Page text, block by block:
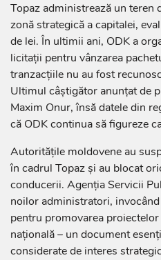
Topaz administrează un teren
zonă strategică a capitalei,
de lei. În ultimii ani, ODK a
licitații pentru vânzarea
tranzacțiile nu au fost
Ultimul câștigător anunțat de
Maxim Onur, însă datele din
că ODK continua să figureze
Autoritățile moldovene au
în cadrul Topaz și au blocat
conducerii. Agenția Servicii
noilor administratori,
pentru promovarea
națională – un document
considerate de interes